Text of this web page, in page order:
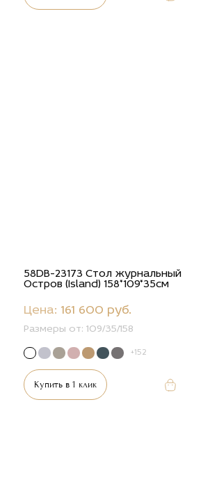
58DB-23173 Стол журнальный
Остров (Island) 158*109*35см
Цена: 161 600 руб.
Размеры от:109/35/158
+152
Купить в 1 клик